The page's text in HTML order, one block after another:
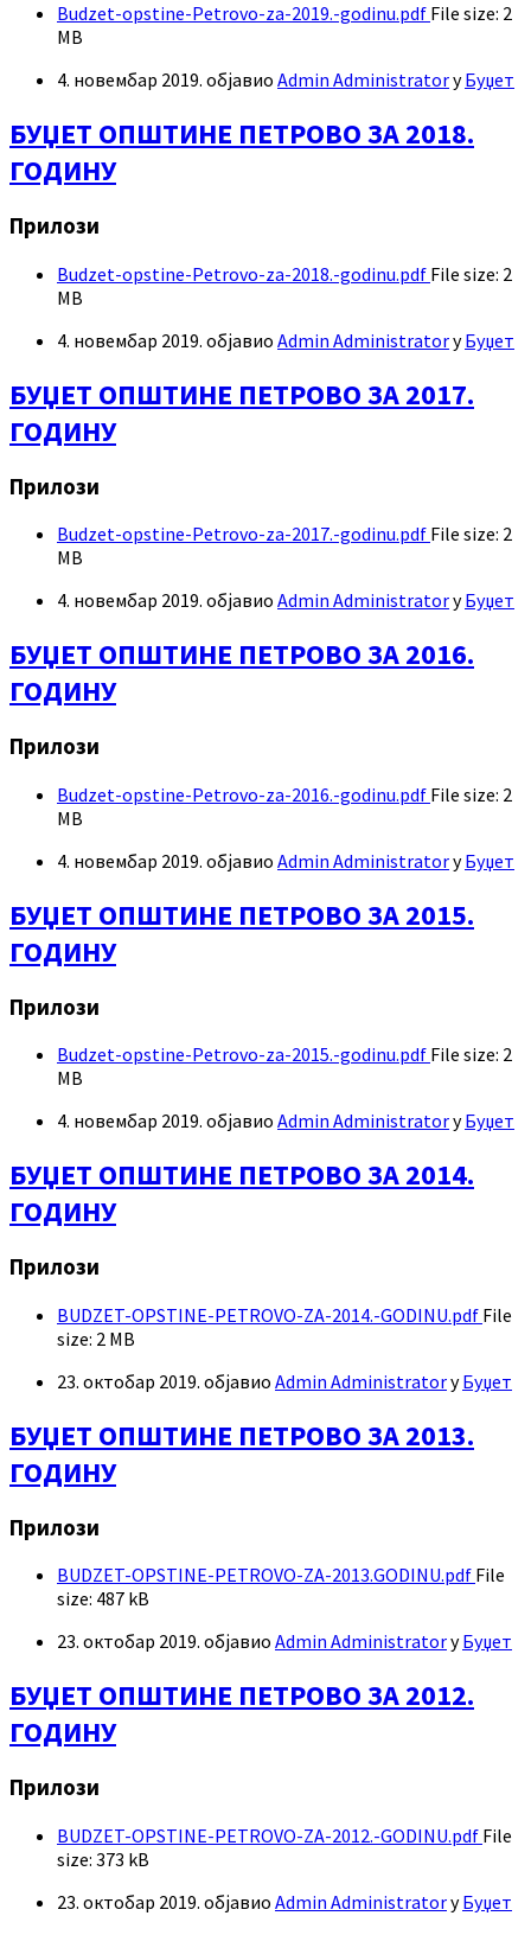
Budzet-opstine-Petrovo-za-2019.-godinu.pdf File size: 2
MB
4. новембар 2019. објавио Admin AdministratorуБуџет
БУЏЕТ ОПШТИНЕ ПЕТРОВО ЗА 2018.
ГОДИНУ
Прилози
Budzet-opstine-Petrovo-za-2018.-godinu.pdf File size: 2
MB
4. новембар 2019. објавио Admin AdministratorуБуџет
БУЏЕТ ОПШТИНЕ ПЕТРОВО ЗА 2017.
ГОДИНУ
Прилози
Budzet-opstine-Petrovo-za-2017.-godinu.pdf File size: 2
MB
4. новембар 2019. објавио Admin AdministratorуБуџет
БУЏЕТ ОПШТИНЕ ПЕТРОВО ЗА 2016.
ГОДИНУ
Прилози
Budzet-opstine-Petrovo-za-2016.-godinu.pdf File size: 2
MB
4. новембар 2019. објавио Admin AdministratorуБуџет
БУЏЕТ ОПШТИНЕ ПЕТРОВО ЗА 2015.
ГОДИНУ
Прилози
Budzet-opstine-Petrovo-za-2015.-godinu.pdf File size: 2
MB
4. новембар 2019. објавио Admin AdministratorуБуџет
БУЏЕТ ОПШТИНЕ ПЕТРОВО ЗА 2014.
ГОДИНУ
Прилози
BUDZET-OPSTINE-PETROVO-ZA-2014.-GODINU.pdf File
size: 2 MB
23. октобар 2019. објавио Admin AdministratorуБуџет
БУЏЕТ ОПШТИНЕ ПЕТРОВО ЗА 2013.
ГОДИНУ
Прилози
BUDZET-OPSTINE-PETROVO-ZA-2013.GODINU.pdf File
size: 487 kB
23. октобар 2019. објавио Admin AdministratorуБуџет
БУЏЕТ ОПШТИНЕ ПЕТРОВО ЗА 2012.
ГОДИНУ
Прилози
BUDZET-OPSTINE-PETROVO-ZA-2012.-GODINU.pdf File
size: 373 kB
23. октобар 2019. објавио Admin AdministratorуБуџет